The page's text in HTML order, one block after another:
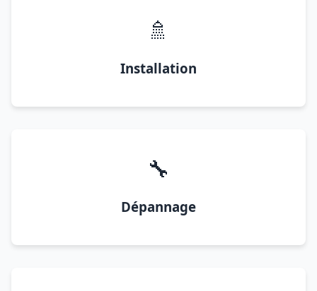
🚿
Installation
🔧
Dépannage